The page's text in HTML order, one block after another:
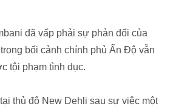
đã vấp phải sự phản đối của
bối cảnh chính phủ Ấn Độ vẫn
tội phạm tình dục.
thủ đô New Dehli sau sự việc một